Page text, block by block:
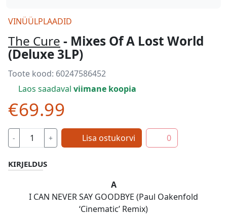
VINÜÜLPLAADID
The Cure - Mixes Of A Lost World
(Deluxe 3LP)
Toote kood: 60247586452
Laos saadaval viimane koopia
€69.99
- + Lisa ostukorvi 0
KIRJELDUS
A
I CAN NEVER SAY GOODBYE (Paul Oakenfold
‘Cinematic’ Remix)